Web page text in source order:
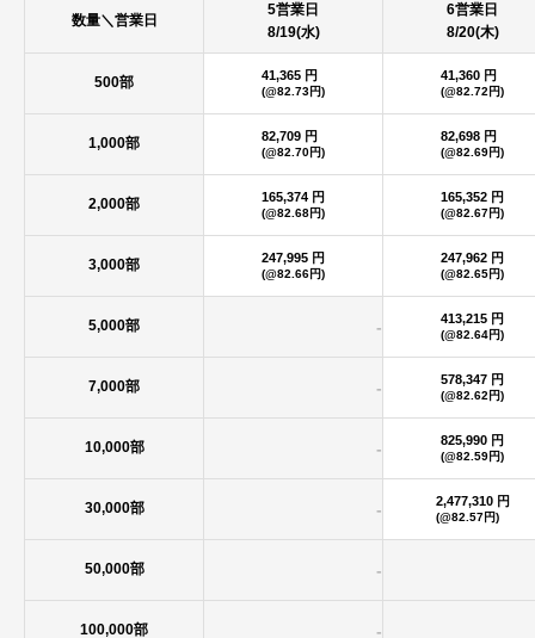
数量＼営業日
5営業日
8/19(水)
6営業日
8/20(木)
500部 41,365 円
(@82.73円)
41,360 円
(@82.72円)
1,000部 82,709 円
(@82.70円)
82,698 円
(@82.69円)
2,000部 165,374 円
(@82.68円)
165,352 円
(@82.67円)
3,000部 247,995 円
(@82.66円)
247,962 円
(@82.65円)
5,000部 - 413,215 円
(@82.64円)
7,000部 - 578,347 円
(@82.62円)
10,000部 - 825,990 円
(@82.59円)
30,000部 - 2,477,310 円
(@82.57円)
50,000部 -
100,000部 -